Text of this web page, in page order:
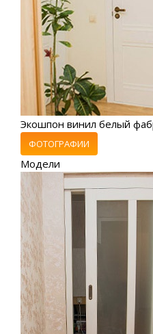
Экошпон винил белый
ФОТОГРАФИИ
Модели